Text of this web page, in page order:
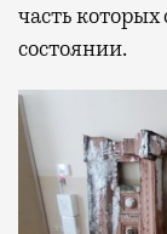
часть которых
состоянии.